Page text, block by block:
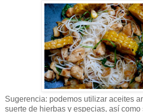
Sugerencia: podemos utilizar aceites
suerte de hierbas y especias, así como